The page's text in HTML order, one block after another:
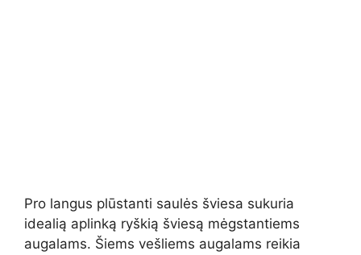
Pro langus plūstanti saulės šviesa sukuria
idealią aplinką ryškią šviesą mėgstantiems
augalams. Šiems vešliems augalams reikia